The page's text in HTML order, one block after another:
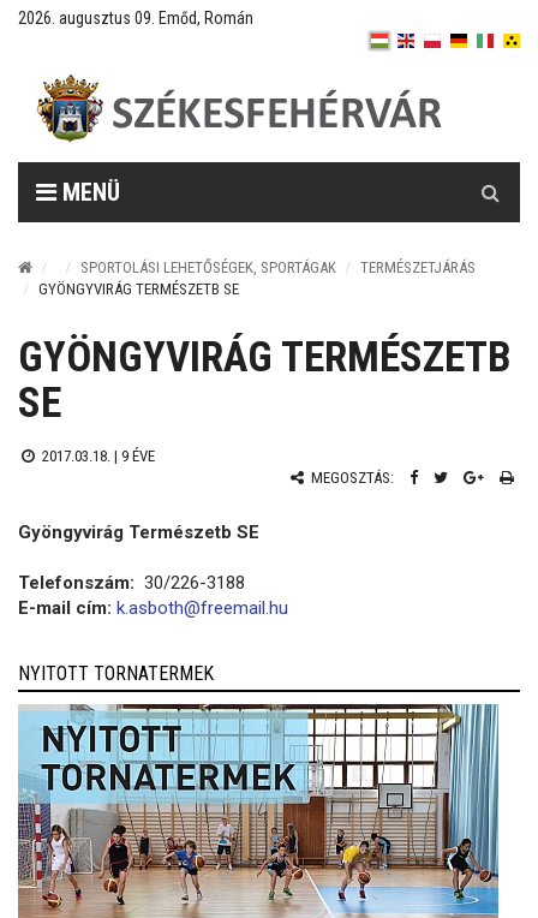
2026. augusztus 09. Emőd, Román
MENÜ
SPORTOLÁSI LEHETŐSÉGEK, SPORTÁGAK
TERMÉSZETJÁRÁS
GYÖNGYVIRÁG TERMÉSZETB SE
GYÖNGYVIRÁG TERMÉSZETB
SE
2017.03.18. | 9 ÉVE
MEGOSZTÁS:
Gyöngyvirág Természetb SE
Telefonszám: 30/226-3188
E-mail cím: k.asboth@freemail.hu
NYITOTT TORNATERMEK